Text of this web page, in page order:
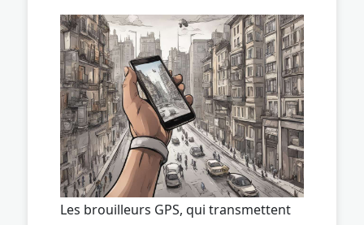
Les brouilleurs GPS, qui transmettent